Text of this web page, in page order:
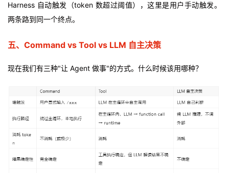
Harness 自动触发（token 数超过阈值），这里是用户手动触发。
两条路到同一个终点。
五、Command vs Tool vs LLM 自主决策
现在我们有三种"让 Agent 做事"的方式。什么时候该用哪种？